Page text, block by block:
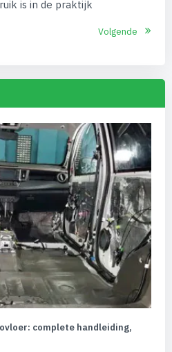
is in de praktijk
Volgende
complete handleiding,